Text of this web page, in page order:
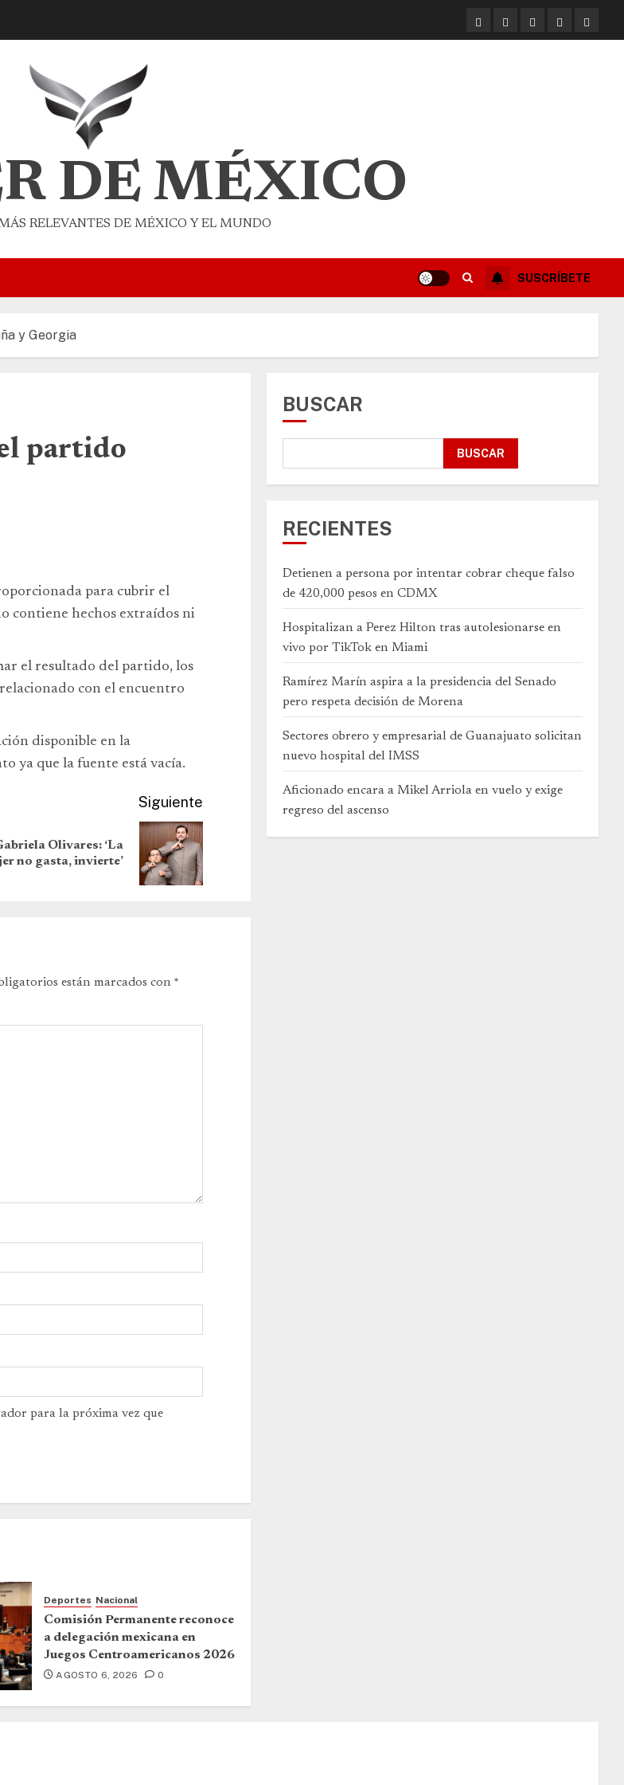
DE MÉXICO
RELEVANTES DE MÉXICO Y EL MUNDO
SUSCRÍBETE
y Georgia
partido
para cubrir el
contiene hechos extraídos ni
el resultado del partido, los
con el encuentro
disponible en la
ya que la fuente está vacía.
Siguiente
Olivares: ‘La
no gasta, invierte’
están marcados con *
para la próxima vez que
Deportes Nacional
Comisión Permanente reconoce
a delegación mexicana en
Juegos Centroamericanos 2026
AGOSTO 6, 2026 0
BUSCAR
BUSCAR
RECIENTES
Detienen a persona por intentar cobrar cheque falso
de 420,000 pesos en CDMX
Hospitalizan a Perez Hilton tras autolesionarse en
vivo por TikTok en Miami
Ramírez Marín aspira a la presidencia del Senado
pero respeta decisión de Morena
Sectores obrero y empresarial de Guanajuato solicitan
nuevo hospital del IMSS
Aficionado encara a Mikel Arriola en vuelo y exige
regreso del ascenso